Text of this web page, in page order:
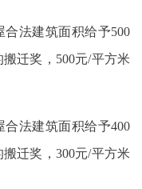
合法建筑面积给予500
迁奖，500元/平方米
合法建筑面积给予400
迁奖，300元/平方米